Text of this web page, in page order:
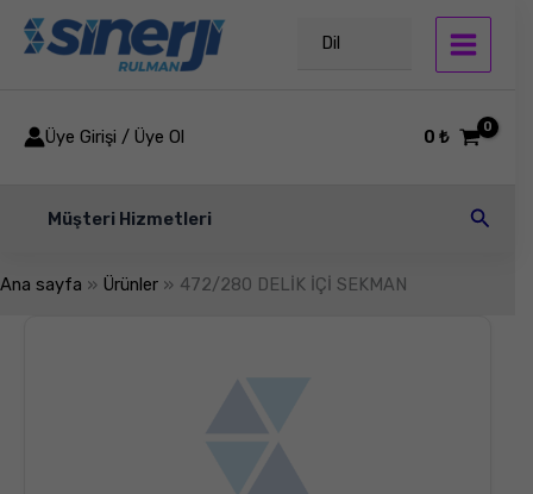
İçeriğe
atla
Dil
Üye Girişi / Üye Ol 0₺
Müşteri Hizmetleri Arama
Ana sayfa Ürünler 472/280 DELİK İÇİ SEKMAN